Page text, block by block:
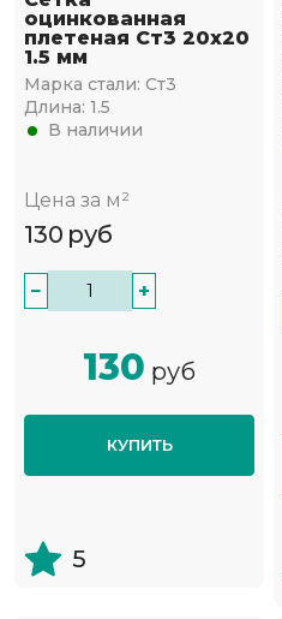
оцинкованная
плетеная Ст3 20х20
1.5 мм
Марка стали: Ст3
Длина: 1.5
В наличии
Цена за м²
130 руб
− +
130 руб
КУПИТЬ
5